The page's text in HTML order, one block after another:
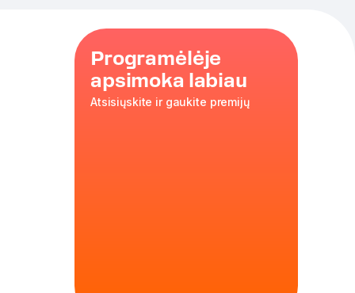
Programėlėje
apsimoka labiau
Atsisiųskite ir gaukite premijų